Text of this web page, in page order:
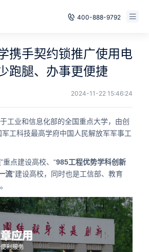
400-888-9792
免费试用
已有账号，登录
携手契约锁推广使用电
跑腿、办事更便捷
2024-11-22 15:46:24
工业和信息化部的全国重点大学，由创
工科技最高学府中国人民解放军军事工
”重点建设高校、“985工程优势学科创新
流”建设高校，同时也是工信部、教育